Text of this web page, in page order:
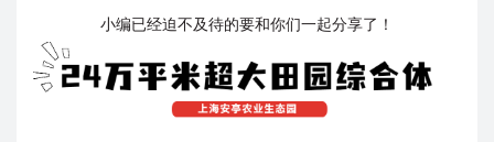
小编已经迫不及待的要和你们一起分享了！